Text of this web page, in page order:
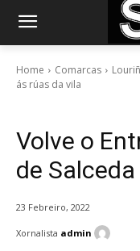
Home Comarcas
ás rúas da vila
Volve o
de
23 Febreiro, 2022
Xornalista admin